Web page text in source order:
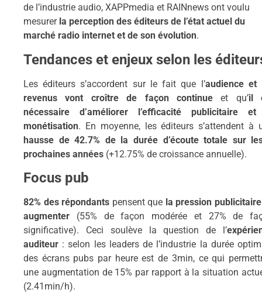
de l’industrie audio, XAPPmedia et RAINnews ont voulu
mesurer la perception des éditeurs de l’état actuel du
marché radio internet et de son évolution.
Tendances et enjeux selon les
Les éditeurs s’accordent sur le fait que l’audience et
revenus vont croître de façon continueet qu’il
nécessaire d’améliorer l’efficacité publicitaire
monétisation. En moyenne, les éditeurs s’attendent à
hausse de 42.7% de la durée d’écoute totale sur
prochaines années (+12.75% de croissance annuelle).
Focus pub
82% des répondants pensent que la pression
augmenter (55% de façon modérée et 27% de
significative). Ceci soulève la question de l’
auditeur : selon les leaders de l’industrie la durée
des écrans pubs par heure est de 3min, ce qui
une augmentation de 15% par rapport à la situation
(2.41min/h).